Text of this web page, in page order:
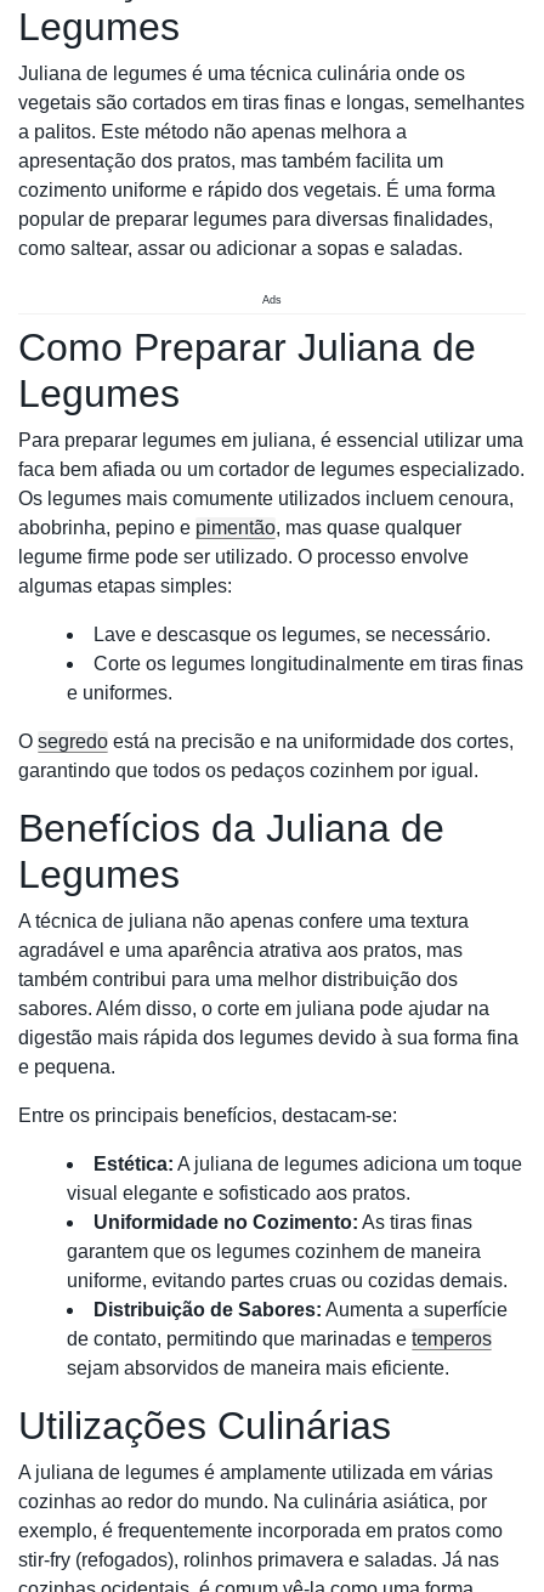
Legumes
Juliana de legumes é uma técnica culinária onde os
vegetais são cortados em tiras finas e longas, semelhantes
a palitos. Este método não apenas melhora a
apresentação dos pratos, mas também facilita um
cozimento uniforme e rápido dos vegetais. É uma forma
popular de preparar legumes para diversas finalidades,
como saltear, assar ou adicionar a sopas e saladas.
Ads
Como Preparar Juliana de
Legumes
Para preparar legumes em juliana, é essencial utilizar uma
faca bem afiada ou um cortador de legumes especializado.
Os legumes mais comumente utilizados incluem cenoura,
abobrinha, pepino e pimentão, mas quase qualquer
legume firme pode ser utilizado. O processo envolve
algumas etapas simples:
Lave e descasque os legumes, se necessário.
Corte os legumes longitudinalmente em tiras finas
e uniformes.
O segredo está na precisão e na uniformidade dos cortes,
garantindo que todos os pedaços cozinhem por igual.
Benefícios da Juliana de
Legumes
A técnica de juliana não apenas confere uma textura
agradável e uma aparência atrativa aos pratos, mas
também contribui para uma melhor distribuição dos
sabores. Além disso, o corte em juliana pode ajudar na
digestão mais rápida dos legumes devido à sua forma fina
e pequena.
Entre os principais benefícios, destacam-se:
Estética: A juliana de legumes adiciona um toque
visual elegante e sofisticado aos pratos.
Uniformidade no Cozimento: As tiras finas
garantem que os legumes cozinhem de maneira
uniforme, evitando partes cruas ou cozidas demais.
Distribuição de Sabores: Aumenta a superfície
de contato, permitindo que marinadas e temperos
sejam absorvidos de maneira mais eficiente.
Utilizações Culinárias
A juliana de legumes é amplamente utilizada em várias
cozinhas ao redor do mundo. Na culinária asiática, por
exemplo, é frequentemente incorporada em pratos como
stir-fry (refogados), rolinhos primavera e saladas. Já nas